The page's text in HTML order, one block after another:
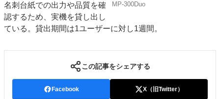
案内
発刊案内
JFPI印刷用語集 印刷機材年鑑
購読・購入申し込み
MP-300Duo
名刺台紙での出力や品質を確
認するため、実機を貸し出し
ている。貸出期間は1ユーザーに対し1週間。
この記事をシェアする
Facebook X（旧Twitter）